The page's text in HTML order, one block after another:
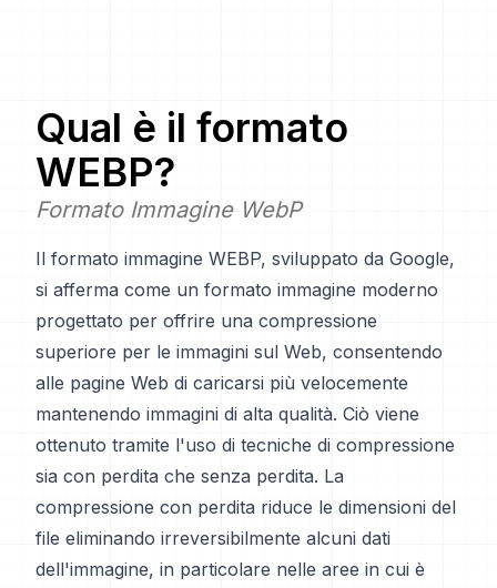
Qual è il formato
WEBP?
Formato Immagine WebP
Il formato immagine WEBP, sviluppato da Google,
si afferma come un formato immagine moderno
progettato per offrire una compressione
superiore per le immagini sul Web, consentendo
alle pagine Web di caricarsi più velocemente
mantenendo immagini di alta qualità. Ciò viene
ottenuto tramite l'uso di tecniche di compressione
sia con perdita che senza perdita. La
compressione con perdita riduce le dimensioni del
file eliminando irreversibilmente alcuni dati
dell'immagine, in particolare nelle aree in cui è